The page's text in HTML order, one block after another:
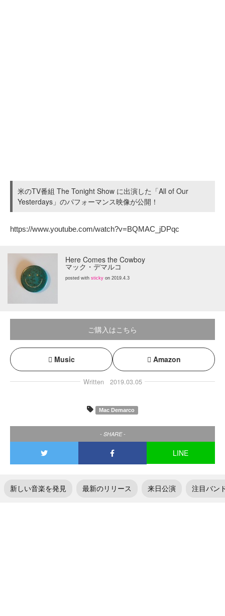
米のTV番組 The Tonight Show に出演した「All of Our
Yesterdays」のパフォーマンス映像が公開！
https://www.youtube.com/watch?v=BQMAC_jDPqc
Here Comes the Cowboy
マック・デマルコ
posted with sticky on 2019.4.3
ご購入はこちら
Music Amazon
Written 2019.03.05
Mac Demarco
- SHARE -
LINE
新しい音楽を発見 最新のリリース 来日公演 注目バン